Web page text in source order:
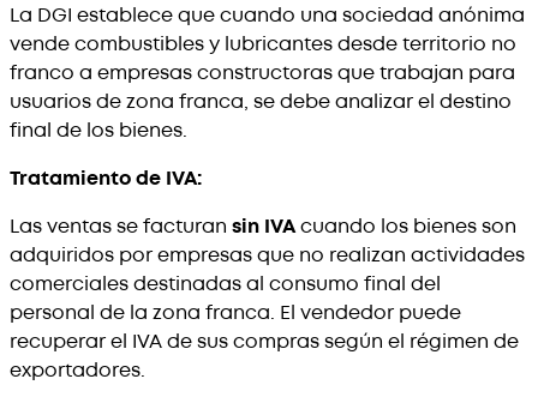
La DGI establece que cuando una sociedad anónima
vende combustibles y lubricantes desde territorio no
franco a empresas constructoras que trabajan para
usuarios de zona franca, se debe analizar el destino
final de los bienes.
Tratamiento de IVA:
Las ventas se facturan sin IVAcuando los bienes son
adquiridos por empresas que no realizan actividades
comerciales destinadas al consumo final del
personal de la zona franca. El vendedor puede
recuperar el IVA de sus compras según el régimen de
exportadores.